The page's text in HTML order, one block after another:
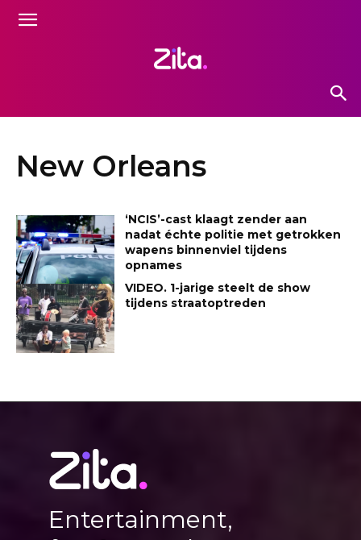
New Orleans
‘NCIS’-cast klaagt zender aan
nadat échte politie met getrokken
wapens binnenviel tijdens
opnames
VIDEO. 1-jarige steelt de show
tijdens straatoptreden
Entertainment,